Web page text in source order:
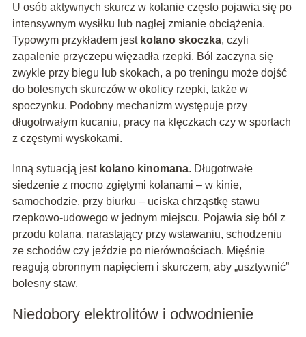
U osób aktywnych skurcz w kolanie często pojawia się po
intensywnym wysiłku lub nagłej zmianie obciążenia.
Typowym przykładem jest kolano skoczka, czyli
zapalenie przyczepu więzadła rzepki. Ból zaczyna się
zwykle przy biegu lub skokach, a po treningu może dojść
do bolesnych skurczów w okolicy rzepki, także w
spoczynku. Podobny mechanizm występuje przy
długotrwałym kucaniu, pracy na klęczkach czy w sportach
z częstymi wyskokami.
Inną sytuacją jest kolano kinomana. Długotrwałe
siedzenie z mocno zgiętymi kolanami – w kinie,
samochodzie, przy biurku – uciska chrząstkę stawu
rzepkowo-udowego w jednym miejscu. Pojawia się ból z
przodu kolana, narastający przy wstawaniu, schodzeniu
ze schodów czy jeździe po nierównościach. Mięśnie
reagują obronnym napięciem i skurczem, aby „usztywnić”
bolesny staw.
Niedobory elektrolitów i odwodnienie